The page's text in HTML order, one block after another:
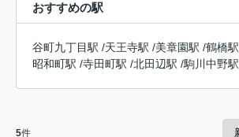
おすすめの駅
谷町九丁目駅 /天王寺駅 /美章園駅 /鶴橋駅
昭和町駅 /寺田町駅 /北田辺駅 /駒川中野駅
5件